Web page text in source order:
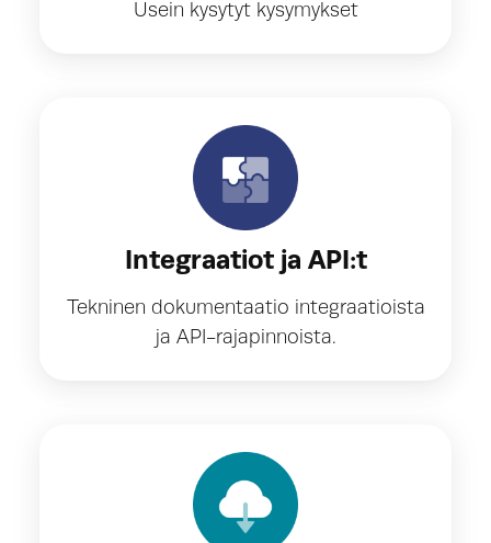
Usein kysytyt kysymykset
Integraatiot ja API:t
Tekninen dokumentaatio integraatioista
ja API-rajapinnoista.